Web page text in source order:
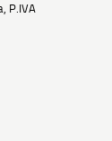
P.IVA